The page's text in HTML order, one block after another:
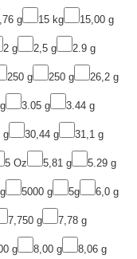
g 15 kg 15,00 g
2 g 2,5 g 2.9 g
250 g 250 g 26,2 g
3.05 g 3.44 g
g 30,44 g 31,1 g
5 Oz 5,81 g 5.29 g
5000 g 5g 6,0 g
7,750 g 7,78 g
g 8,00 g 8,06 g